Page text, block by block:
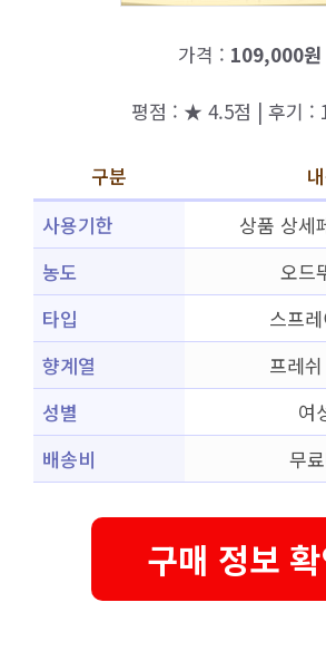
가격 : 109,000원
평점 : ★ 4.5점 | 후기 :
구분
사용기한
상품 상세
농도
오드
타입
스프
향계열
프레
성별
여
배송비
무
구매 정보